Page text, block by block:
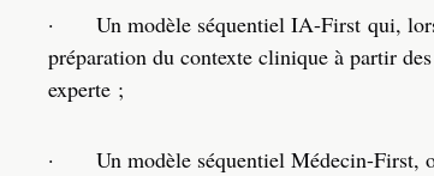
·
Un modèle séquentiel IA-First qui,
préparation du contexte clinique à partir
experte ;
·
Un modèle séquentiel Médecin-First,